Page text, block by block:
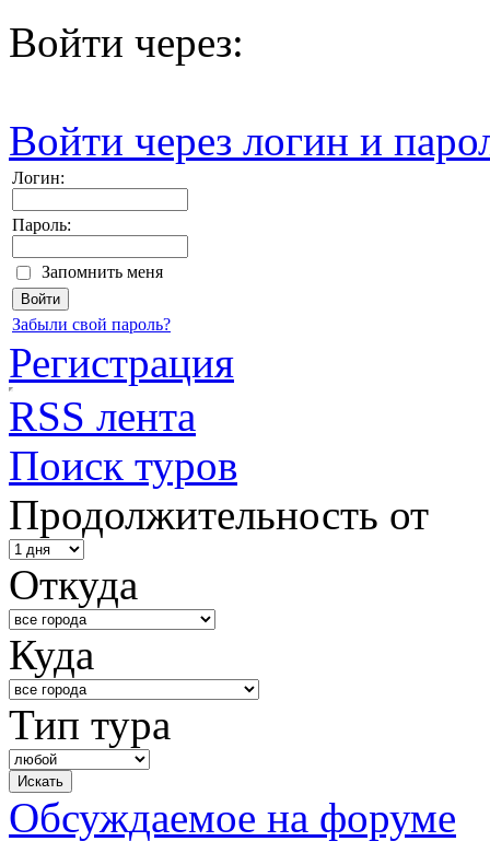
Войти через:
Войти через логин и
Логин:
Пароль:
Запомнить меня
Забыли свой пароль?
Регистрация
RSS лента
Поиск туров
Продолжительность от
Откуда
Куда
Тип тура
Обсуждаемое на форуме